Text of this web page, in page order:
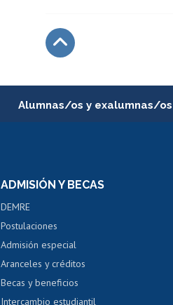
Alumnas/os y exalumnas/os
Consulta y certificado de notas
Servicio médico y dental
Pago de arancel y crédito alumnos
Pago de arancel y crédito exalumnos
Certificado de títulos y grados
ADMISIÓN Y BECAS
DEMRE
Postulaciones
Admisión especial
Aranceles y créditos
Becas y beneficios
Intercambio estudiantil